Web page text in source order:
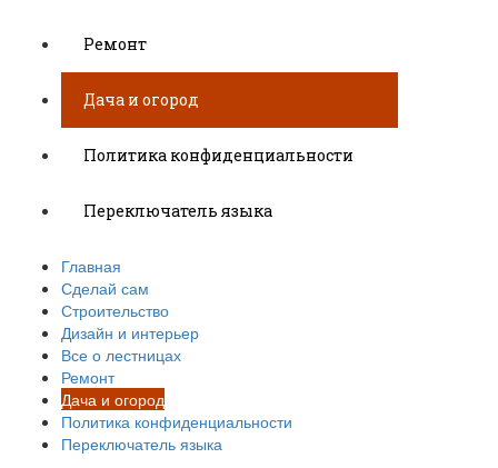
Ремонт
Дача и огород
Политика конфиденциальности
Переключатель языка
Главная
Сделай сам
Строительство
Дизайн и интерьер
Все о лестницах
Ремонт
Дача и огород
Политика конфиденциальности
Переключатель языка